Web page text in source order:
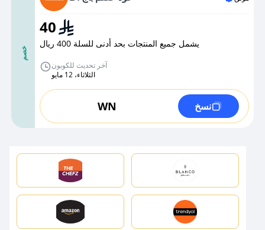
خصم
40
يشمل جميع المنتجات بحد أدنى للسلة 400 ريال
آخر تحديث للكوبون
الثلاثاء، 12 مايو
WN نسخ